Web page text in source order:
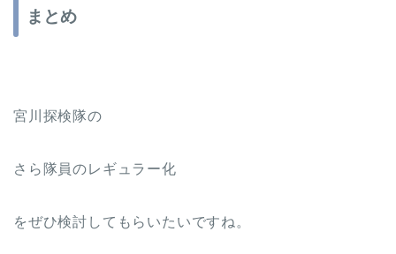
まとめ
宮川探検隊の
さら隊員のレギュラー化
をぜひ検討してもらいたいですね。